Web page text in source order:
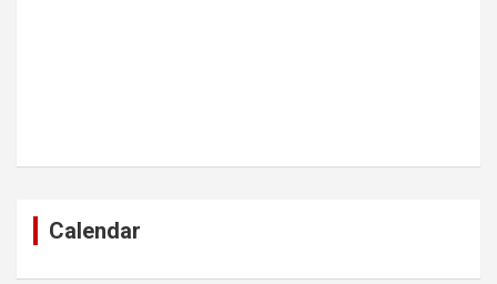
Calendar